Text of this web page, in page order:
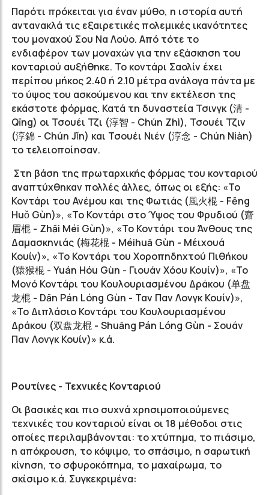
Παρότι πρόκειται για έναν μύθο, η ιστορία αυτή
αντανακλά τις εξαιρετικές πολεμικές ικανότητες
του μοναχού Σου Να Λούο. Από τότε το
ενδιαφέρον των μοναχών για την εξάσκηση του
κονταριού αυξήθηκε. Το κοντάρι Σαολίν έχει
περίπου μήκος 2.40 ή 2.10 μέτρα ανάλογα πάντα με
το ύψος του ασκούμενου και την εκτέλεση της
εκάστοτε φόρμας. Κατά τη δυναστεία Τσινγκ (清 -
Qīng) οι Τσουέι Τζι (淳智 - Chún Zhì), Τσουέι Τζιν
(淳錦 - Chún Jǐn) και Τσουέι Νιέν (淳念 - Chún Niàn)
το τελειοποίησαν.
Στη βάση της πρωταρχικής φόρμας του κονταριού
αναπτύχθηκαν πολλές άλλες, όπως οι εξής: «Το
Κοντάρι του Ανέμου και της Φωτιάς (風火棍 - Fēng
Huǒ Gùn)», «Το Κοντάρι στο Ύψος του Φρυδιού (齋
眉棍 - Zhāi Méi Gùn)», «Το Κοντάρι του Άνθους της
Δαμασκηνιάς (梅花棍 - Méihuā Gùn - Μέιχουά
Κουίν)», «Το Κοντάρι του Χοροπηδηχτού Πιθήκου
(猿猴棍 - Yuán Hóu Gùn - Γιουάν Χόου Κουίν)», «Το
Μονό Κοντάρι του Κουλουριασμένου Δράκου (单盘
龙棍 - Dān Pán Lóng Gùn - Ταν Παν Λονγκ Κουίν)»,
«To Διπλάσιο Κοντάρι του Κουλουριασμένου
Δράκου (双盘龙棍 - Shuāng Pán Lóng Gùn - Σουάν
Παν Λονγκ Κουίν)» κ.ά.
Ρουτίνες - Τεχνικές Κονταριού
Οι βασικές και πιο συχνά χρησιμοποιούμενες
τεχνικές του κονταριού είναι οι 18 μέθοδοι στις
οποίες περιλαμβάνονται: το χτύπημα, το πιάσιμο,
η απόκρουση, το κόψιμο, το σπάσιμο, η σαρωτική
κίνηση, το σφυροκόπημα, το μαχαίρωμα, το
σκίσιμο κ.ά. Συγκεκριμένα: